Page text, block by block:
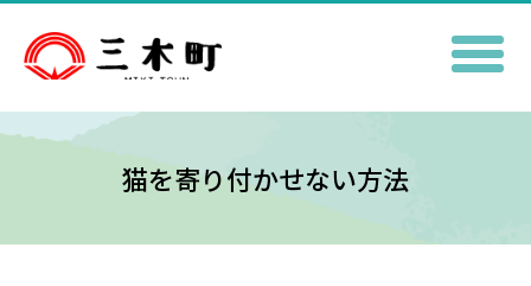
猫を寄り付かせない方法